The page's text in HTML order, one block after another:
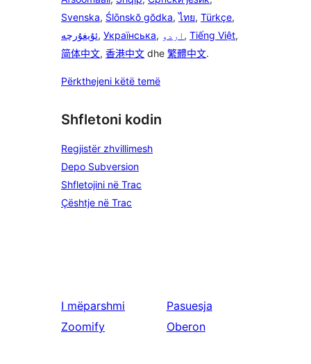
Svenska, Ślōnskŏ gŏdka,ไทย, Türkçe,
ئۇيغۇرچە, Українська, اردو , Tiếng Việt,
简体中文, 香港中文 dhe 繁體中文.
Përkthejeni këtë temë
Shfletoni kodin
Regjistër zhvillimesh
Depo Subversion
Shfletojini në Trac
Çështje në Trac
I mëparshmi
Zoomify
Pasuesja
Oberon